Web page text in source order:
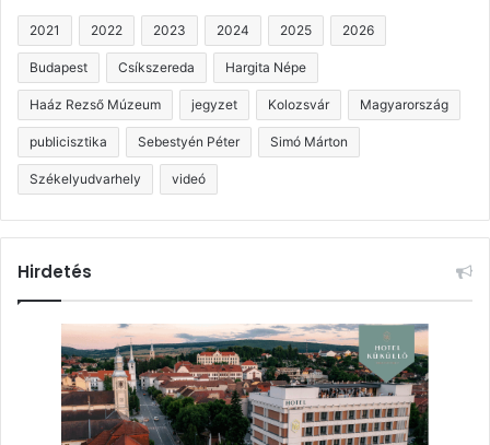
2021 2022 2023 2024 2025 2026
Budapest Csíkszereda Hargita Népe
Haáz Rezső Múzeum jegyzet Kolozsvár Magyarország
publicisztika Sebestyén Péter Simó Márton
Székelyudvarhely videó
Hirdetés